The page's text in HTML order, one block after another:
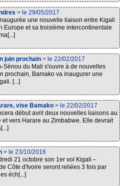
> le 29/05/2017
une nouvelle liaison entre Kigali
Europe et sa troisième intercontinentale
juin prochain > le 22/02/2017
Sénou du Mali s'ouvre à de nouvelles
prochain, Bamako va inaugurer une
[...]
vise Bamako > le 22/02/2017
début avril deux nouvelles liaisons au
vers Harare au Zimbabwe. Elle devrait
> le 23/10/2016
21 octobre son 1er vol Kigali –
Côte d'Ivoire seront reliées 3 fois par
éch[...]